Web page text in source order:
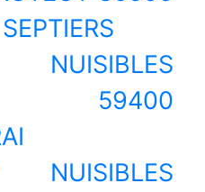
NUISIBLES
59400
NUISIBLES